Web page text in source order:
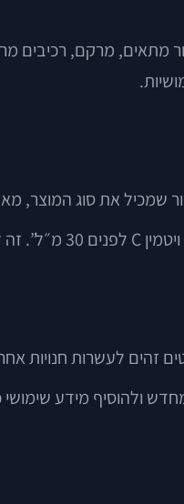
מתאים, מרקם, רכיבים
את סוג המוצר,
לעשרות חנויות
ולהוסיף מידע